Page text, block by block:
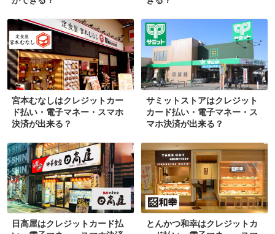
宮本むなしはクレジットカー
ド払い・電子マネー・スマホ
決済が出来る？
サミットストアはクレジット
カード払い・電子マネー・ス
マホ決済が出来る？
日高屋はクレジットカード払
とんかつ和幸はクレジットカ